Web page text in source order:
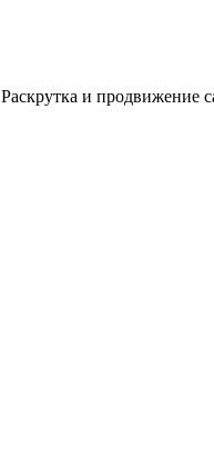
Раскрутка и продвижение